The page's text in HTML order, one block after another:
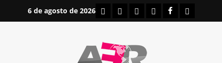
6 de agosto de 2026 INICIOIRAPUATO
ESTATALES
NACIONALES
FACEBOOK